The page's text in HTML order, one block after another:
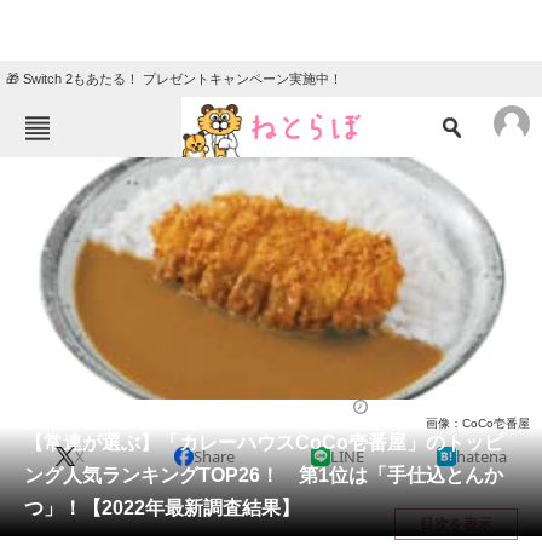
🎁 Switch 2もあたる！ プレゼントキャンペーン実施中！
ねとらぼメニュー
ニュース
エンタメ クイズ
グルメ 地域
教育・育児
会員記事
メディア
注目記事を集めた総合ページ
【常連が選ぶ】「カレーハウスCoCo壱番屋」のトッピ
ング人気ランキングTOP26！ 第1位は「手仕込とんか
つ」！【2022年最新調査結果】
画像：CoCo壱番屋
X Share LINE hatena
目次を表示